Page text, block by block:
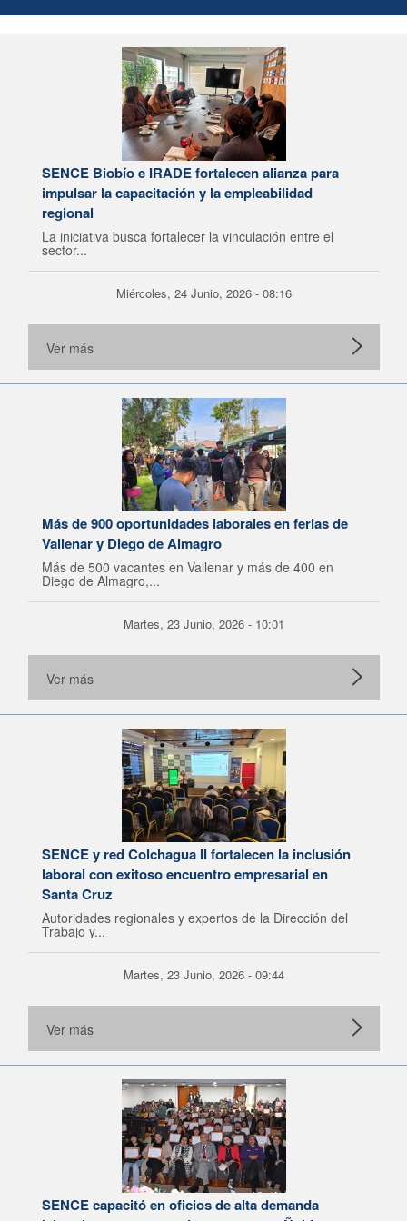
SENCE Biobío e IRADE fortalecen alianza para
impulsar la capacitación y la empleabilidad
regional
La iniciativa busca fortalecer la vinculación entre el
sector...
Miércoles, 24 Junio, 2026 - 08:16
Ver más
Más de 900 oportunidades laborales en ferias de
Vallenar y Diego de Almagro
Más de 500 vacantes en Vallenar y más de 400 en
Diego de Almagro,...
Martes, 23 Junio, 2026 - 10:01
Ver más
SENCE y red Colchagua II fortalecen la inclusión
laboral con exitoso encuentro empresarial en
Santa Cruz
Autoridades regionales y expertos de la Dirección del
Trabajo y...
Martes, 23 Junio, 2026 - 09:44
Ver más
SENCE capacitó en oficios de alta demanda